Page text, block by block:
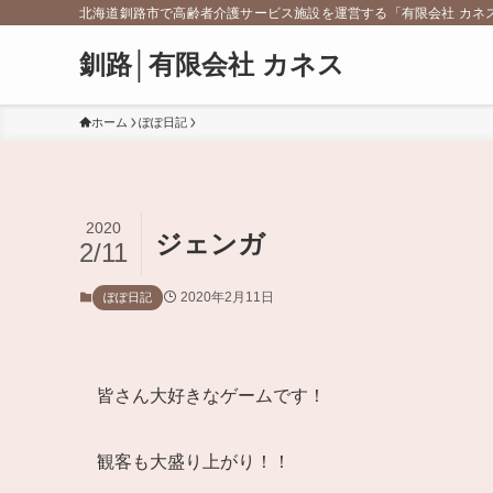
北海道釧路市で高齢者介護サービス施設を運営する「有限会社 カネ
釧路│有限会社 カネス
ホーム ぽぽ日記
ジェンガ
2020
2/11
ぽぽ日記 2020年2月11日
皆さん大好きなゲームです！
観客も大盛り上がり！！